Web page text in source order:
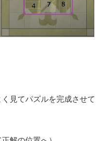
見てパズルを完成させて